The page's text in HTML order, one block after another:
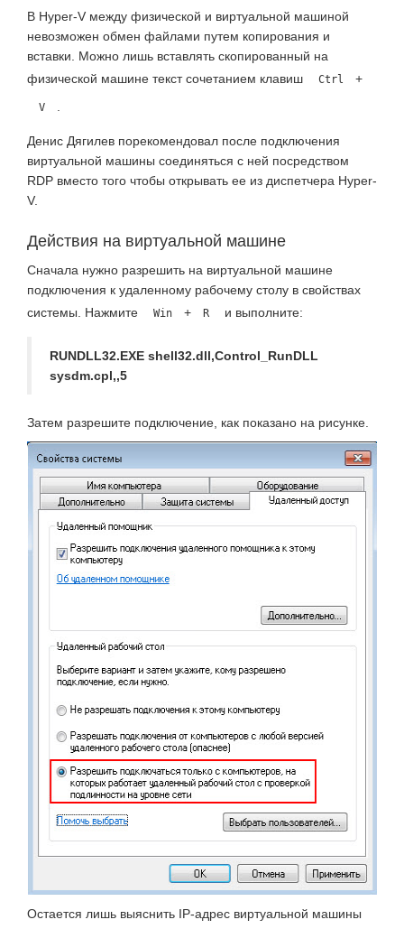
В Hyper-V между физической и виртуальной машиной
невозможен обмен файлами путем копирования и
вставки. Можно лишь вставлять скопированный на
физической машине текст сочетанием клавиш
Ctrl +
V .
Денис Дягилев порекомендовал после подключения
виртуальной машины соединяться с ней посредством
RDP вместо того чтобы открывать ее из диспетчера Hyper-
V.
Действия на виртуальной машине
Сначала нужно разрешить на виртуальной машине
подключения к удаленному рабочему столу в свойствах
системы. Нажмите
Win + R и выполните:
RUNDLL32.EXE shell32.dll,Control_RunDLL
sysdm.cpl,,5
Затем разрешите подключение, как показано на рисунке.
Остается лишь выяснить IP-адрес виртуальной машины